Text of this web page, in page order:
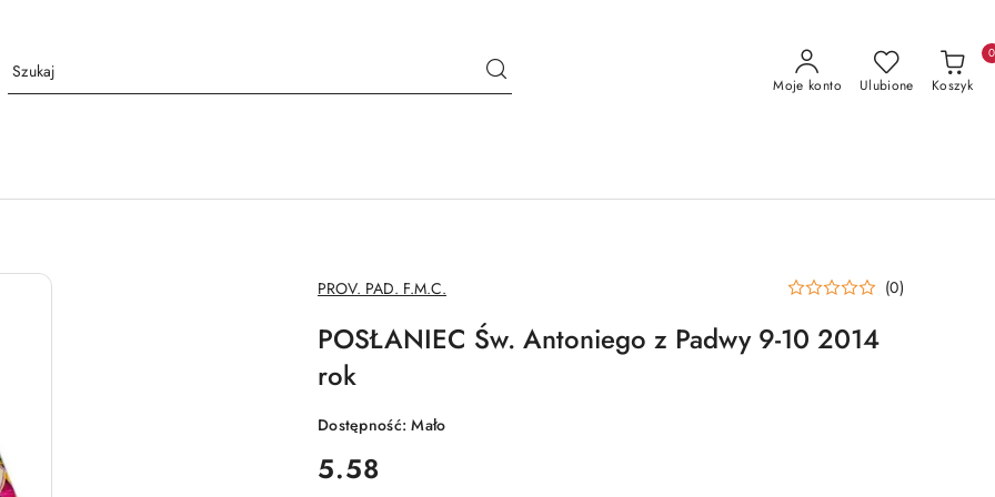
Moje konto Ulubione Koszyk
0
NAZWA
PRODUCENTA:
PROV. PAD. F.M.C. (0)
POSŁANIEC Św. Antoniego z Padwy 9-10 2014
rok
Dostępność:Mało
cena:
5.58